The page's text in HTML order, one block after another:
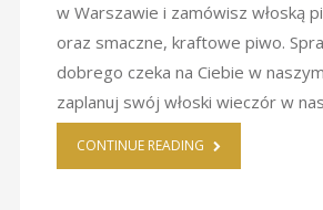
w Warszawie i zamówisz włoską
oraz smaczne, kraftowe piwo.
dobrego czeka na Ciebie w
zaplanuj swój włoski wieczór w
CONTINUE READING